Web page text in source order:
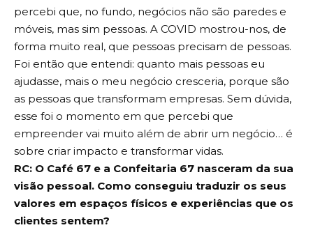
percebi que, no fundo, negócios não são paredes e
móveis, mas sim pessoas. A COVID mostrou-nos, de
forma muito real, que pessoas precisam de pessoas.
Foi então que entendi: quanto mais pessoas eu
ajudasse, mais o meu negócio cresceria, porque são
as pessoas que transformam empresas. Sem dúvida,
esse foi o momento em que percebi que
empreender vai muito além de abrir um negócio… é
sobre criar impacto e transformar vidas.
RC: O Café 67 e a Confeitaria 67 nasceram da sua
visão pessoal. Como conseguiu traduzir os seus
valores em espaços físicos e experiências que os
clientes sentem?